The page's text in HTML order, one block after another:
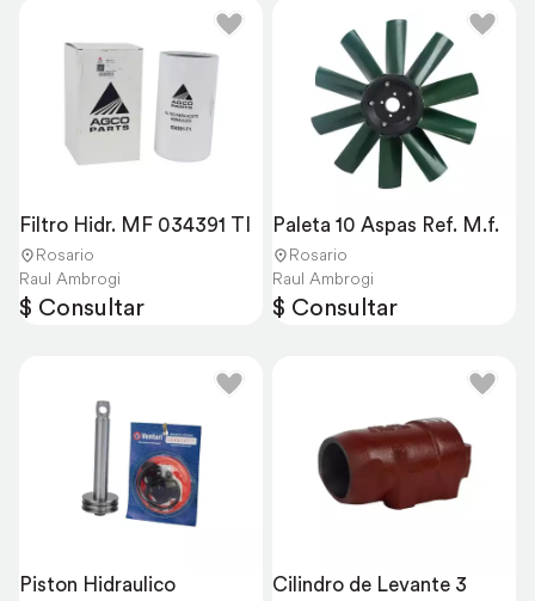
Filtro Hidr. MF 034391 TI
Rosario
Raul Ambrogi
$ Consultar
Paleta 10 Aspas Ref. M.f.
Rosario
Raul Ambrogi
$ Consultar
Piston Hidraulico
Cilindro de Levante 3